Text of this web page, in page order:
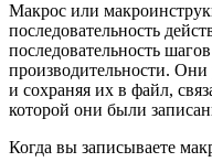
Макрос или
последовательность
последовательность
производительности.
и сохраняя их в файл,
которой они были
Когда вы записываете